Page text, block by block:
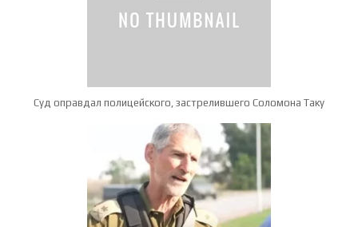
Суд оправдал полицейского, застрелившего Соломона Таку